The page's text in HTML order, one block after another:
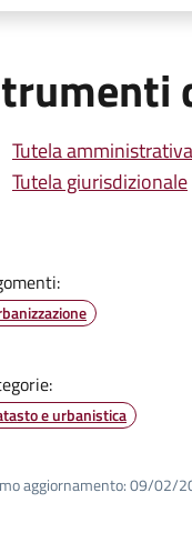
Tutela amministrativa
Tutela giurisdizionale
e urbanistica
aggiornamento:09/02/